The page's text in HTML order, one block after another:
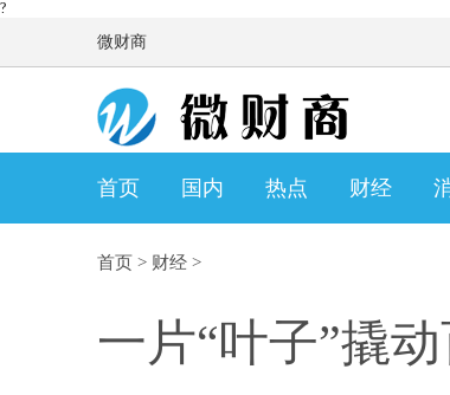
?
微财商
首页 国内 热点 财经
首页 > 财经 >
一片“叶子”撬